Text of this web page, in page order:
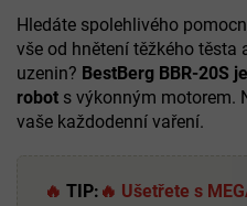
Hledáte spolehlivého
vše od hnětení těžkého těsta
uzenin? BestBerg BBR-20S
robot s výkonným motorem.
vaše každodenní vaření.
🔥 TIP: 🔥 Ušetřete s